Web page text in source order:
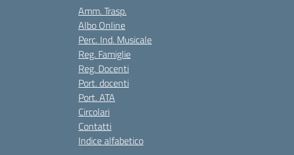
Amm. Trasp.
Albo Online
Perc. Ind. Musicale
Reg. Famiglie
Reg. Docenti
Port. docenti
Port. ATA
Circolari
Contatti
Indice alfabetico